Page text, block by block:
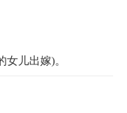
儿出嫁)。